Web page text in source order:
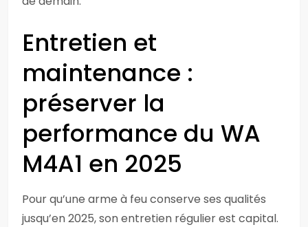
Entretien et
maintenance :
préserver la
performance du WA
M4A1 en 2025
Pour qu’une arme à feu conserve ses qualités
jusqu’en 2025, son entretien régulier est capital.